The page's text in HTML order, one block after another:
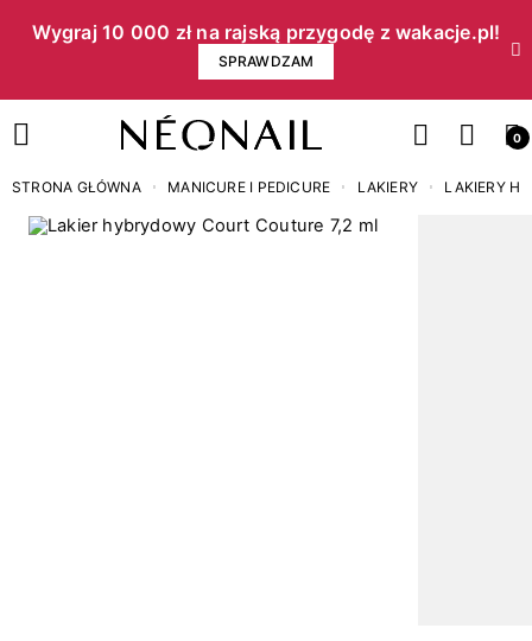
Wygraj 10 000 zł na rajską przygodę z wakacje.pl!​
SPRAWDZAM
0
STRONA GŁÓWNA MANICURE I PEDICURE LAKIERY LAKIERY